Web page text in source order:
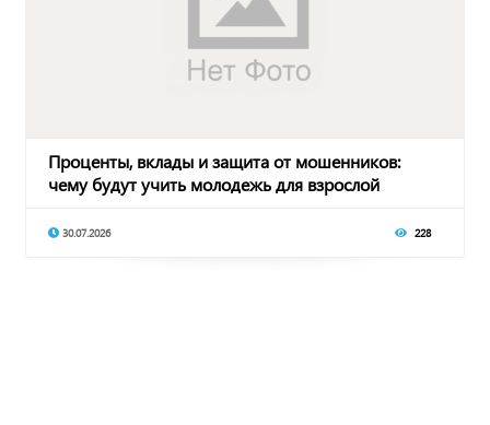
Проценты, вклады и защита от мошенников:
чему будут учить молодежь для взрослой
30.07.2026 228